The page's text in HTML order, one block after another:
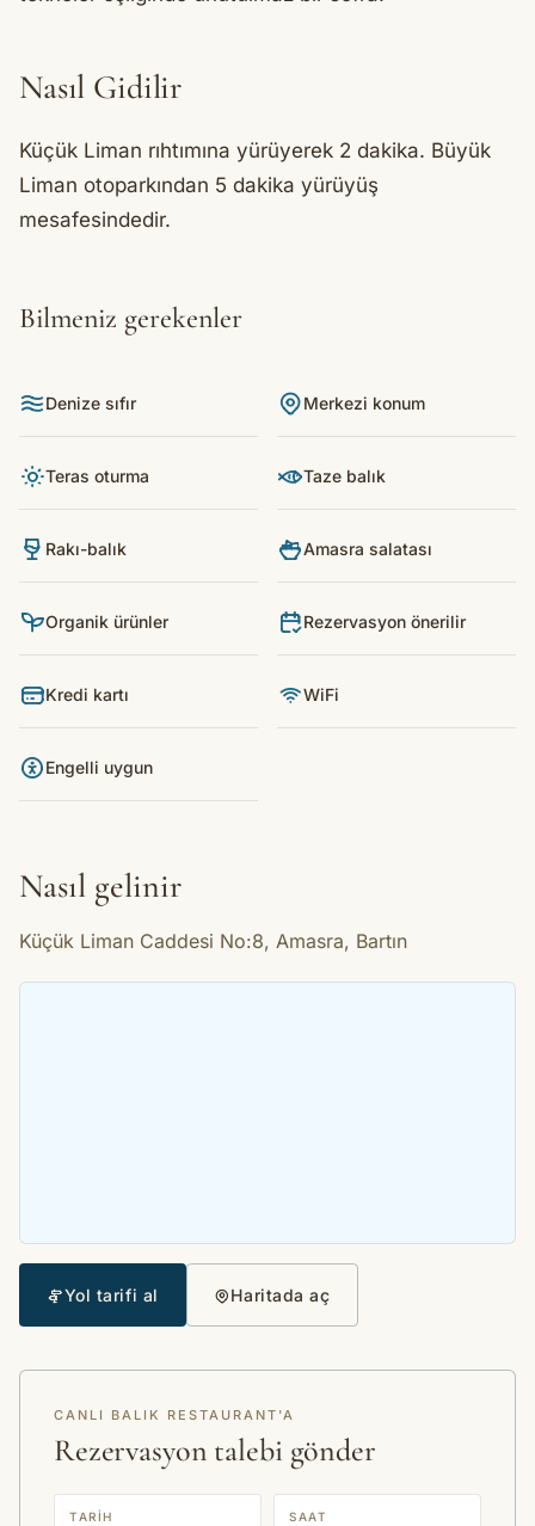
Nasıl Gidilir
Küçük Liman rıhtımına yürüyerek 2 dakika. Büyük
Liman otoparkından 5 dakika yürüyüş
mesafesindedir.
Bilmeniz gerekenler
Denize sıfır Merkezi konum
Teras oturma Taze balık
Rakı-balık Amasra salatası
Organik ürünler Rezervasyon önerilir
Kredi kartı WiFi
Engelli uygun
Nasıl gelinir
Küçük Liman Caddesi No:8, Amasra, Bartın
Yol tarifi al Haritada aç
CANLI BALIK RESTAURANT'A
Rezervasyon talebi gönder
TARIH SAAT